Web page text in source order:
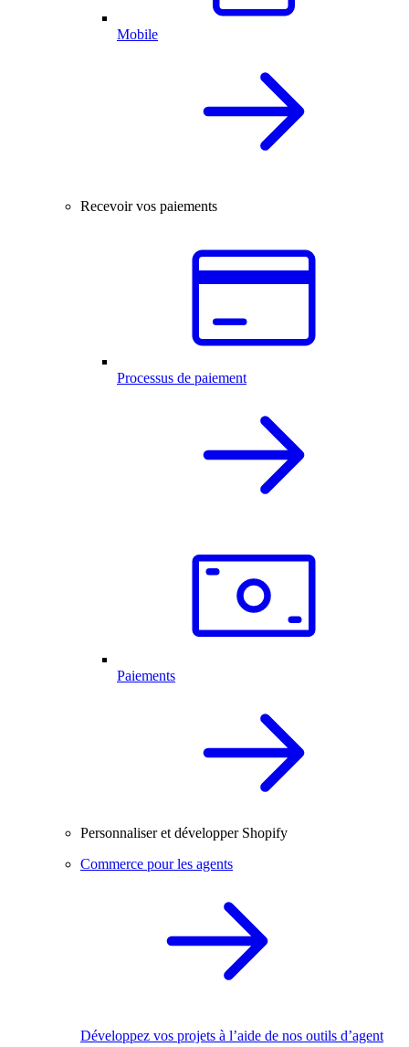
Mobile
Recevoir vos paiements
Processus de paiement
Paiements
Personnaliser et développer Shopify
Commerce pour les agents
Développez vos projets à l’aide de nos outils d’agent